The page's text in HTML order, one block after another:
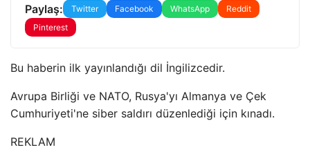
Paylaş: Twitter Facebook WhatsApp
Reddit
Pinterest
Bu haberin ilk yayınlandığı dil İngilizcedir.
Avrupa Birliği ve NATO, Rusya'yı Almanya ve Çek
Cumhuriyeti'ne siber saldırı düzenlediği için kınadı.
REKLAM